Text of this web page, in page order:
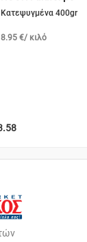
Ρεβίθια
Κατεψυγμένα 400gr
8.95 €/ κιλό